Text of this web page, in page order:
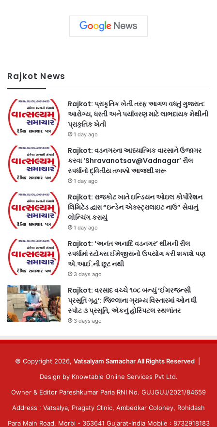
Rajkot News
Rajkot: પ્રાકૃતિક ખેતી તરફ આગળ વધતું ગુજરાત:
આરોગ્ય, ધરતી અને પર્યાવરણ માટે લાભદાયક મેથીની
પ્રાકૃતિક ખેતી
1 day ago
Rajkot: વડનગરના આધ્યાત્મિક વારસાને ઉજાગર
કરવા ‘Shravanotsav@Vadnagar’ રીલ
સ્પર્ધાનો દ્વિતીય તબક્કો આજથી શરૂ
1 day ago
Rajkot: રાજકોટ ખાતે ઇન્ડિયન ઓઇલ કોર્પોરેશન
લિમિટેડ દ્વારા “ઇન્ડેન એક્સ્ટ્રાલાઇટ નાઉ” સેવાનું
લોન્ચિંગ કરાયું
1 day ago
Rajkot: ‘અનંત અનાદિ વડનગર’ થીમની રીલ
સ્પર્ધામાં સ્ટોક્સ ઈમેજીસનો ઉપયોગ કરી શકાશે પણ
એ.આઈ.ની છૂટ નથી
3 days ago
Rajkot: વરસાદ વચ્ચે ૧૦૮ બન્યું ‘ઈમરજન્સી
પ્રસૂતિ ગૃહ’: જિલ્લાના ગ્રામ્ય વિસ્તારમાં ઓન ધી
સ્પોટ ૩ પ્રસૂતિ, એકનું હોસ્પિટલ સ્થળાંતર
3 days ago
© Copyright 2026, Vatsalyam Samachar All Rights Reserved
Design by Knowtable Online Services Pvt Ltd.
Owner & Editor Pareshkumar Paria RNI No. GUJGUJ/2021/84659
Address : Vatsalya, Pragaty Clinic, Ambedkar Coloney, Rohidash
Para Main Road, Morbi - 363641 Gujarat-India Mobile : 8732918183